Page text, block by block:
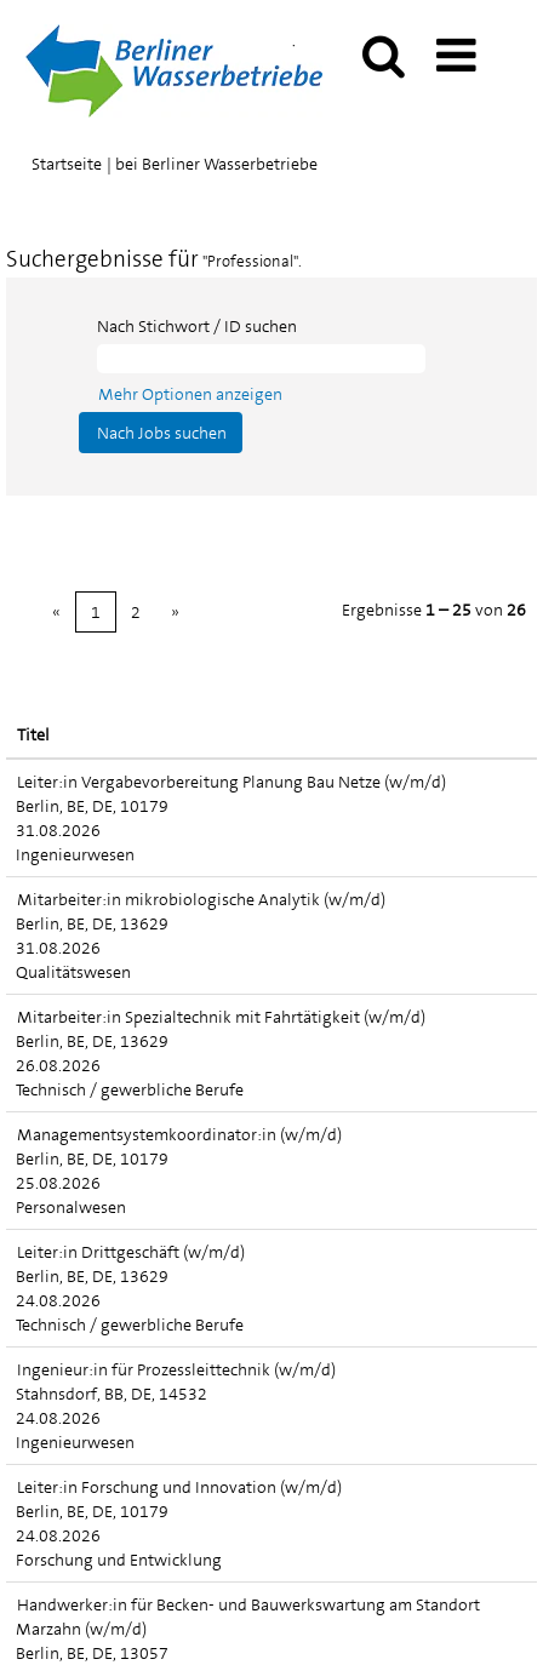
Startseite | bei Berliner Wasserbetriebe(aktuelle
Suchergebnisse für"Professional".
Nach Stichwort / ID suchen
Mehr Optionen anzeigen
Ergebnisse 1 – 25 von 26
« 1 2 »
Titel
Leiter:in Vergabevorbereitung Planung Bau Netze (w/m/d)
Berlin, BE, DE, 10179
31.08.2026
Ingenieurwesen
Mitarbeiter:in mikrobiologische Analytik (w/m/d)
Berlin, BE, DE, 13629
31.08.2026
Qualitätswesen
Mitarbeiter:in Spezialtechnik mit Fahrtätigkeit (w/m/d)
Berlin, BE, DE, 13629
26.08.2026
Technisch / gewerbliche Berufe
Managementsystemkoordinator:in (w/m/d)
Berlin, BE, DE, 10179
25.08.2026
Personalwesen
Leiter:in Drittgeschäft (w/m/d)
Berlin, BE, DE, 13629
24.08.2026
Technisch / gewerbliche Berufe
Ingenieur:in für Prozessleittechnik (w/m/d)
Stahnsdorf, BB, DE, 14532
24.08.2026
Ingenieurwesen
Leiter:in Forschung und Innovation (w/m/d)
Berlin, BE, DE, 10179
24.08.2026
Forschung und Entwicklung
Handwerker:in für Becken- und Bauwerkswartung am Standort
Marzahn (w/m/d)
Berlin, BE, DE, 13057